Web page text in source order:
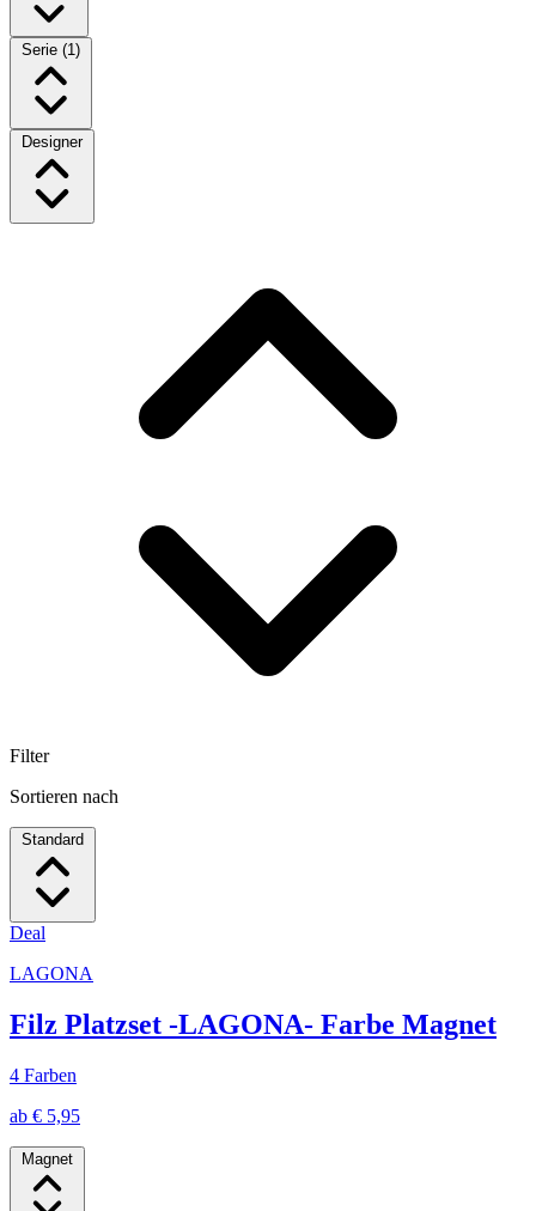
Serie (1)
Designer
Filter
Sortieren nach
Standard
Deal
LAGONA
Filz Platzset -LAGONA- Farbe Magnet
4 Farben
ab € 5,95
Magnet